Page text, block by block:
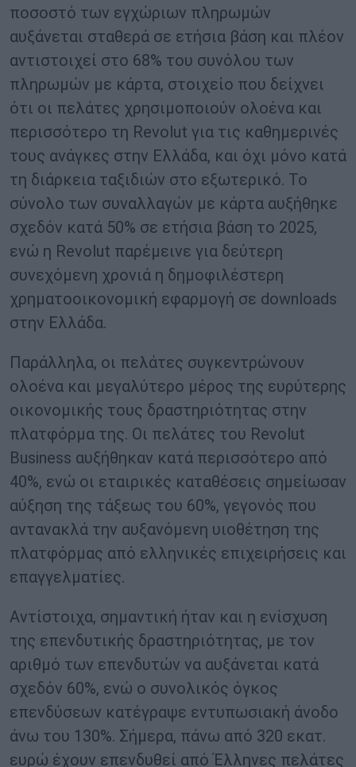
ποσοστό των εγχώριων πληρωμών
αυξάνεται σταθερά σε ετήσια βάση και πλέον
αντιστοιχεί στο 68% του συνόλου των
πληρωμών με κάρτα, στοιχείο που δείχνει
ότι οι πελάτες χρησιμοποιούν ολοένα και
περισσότερο τη Revolut για τις καθημερινές
τους ανάγκες στην Ελλάδα, και όχι μόνο κατά
τη διάρκεια ταξιδιών στο εξωτερικό. Το
σύνολο των συναλλαγών με κάρτα αυξήθηκε
σχεδόν κατά 50% σε ετήσια βάση το 2025,
ενώ η Revolut παρέμεινε για δεύτερη
συνεχόμενη χρονιά η δημοφιλέστερη
χρηματοοικονομική εφαρμογή σε downloads
στην Ελλάδα.
Παράλληλα, οι πελάτες συγκεντρώνουν
ολοένα και μεγαλύτερο μέρος της ευρύτερης
οικονομικής τους δραστηριότητας στην
πλατφόρμα της. Οι πελάτες του Revolut
Business αυξήθηκαν κατά περισσότερο από
40%, ενώ οι εταιρικές καταθέσεις σημείωσαν
αύξηση της τάξεως του 60%, γεγονός που
αντανακλά την αυξανόμενη υιοθέτηση της
πλατφόρμας από ελληνικές επιχειρήσεις και
επαγγελματίες.
Αντίστοιχα, σημαντική ήταν και η ενίσχυση
της επενδυτικής δραστηριότητας, με τον
αριθμό των επενδυτών να αυξάνεται κατά
σχεδόν 60%, ενώ ο συνολικός όγκος
επενδύσεων κατέγραψε εντυπωσιακή άνοδο
άνω του 130%. Σήμερα, πάνω από 320 εκατ.
ευρώ έχουν επενδυθεί από Έλληνες πελάτες